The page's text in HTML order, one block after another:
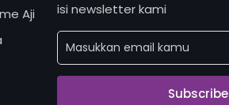
Aji
isi newsletter kami
Subscribe